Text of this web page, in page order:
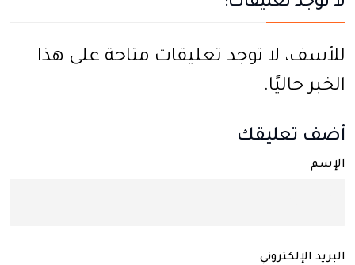
للأسف، لا توجد تعليقات متاحة على هذا
الخبر حاليًا.
أضف تعليقك
الإسم
البريد الإلكتروني